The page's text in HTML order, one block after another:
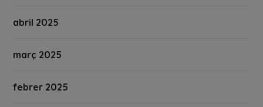
abril 2025
març 2025
febrer 2025